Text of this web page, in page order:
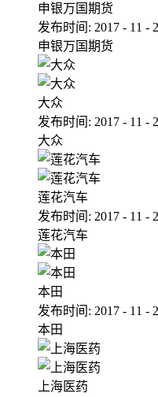
申银万国期货
发布时间: 2017 - 11 -
申银万国期货
大众
发布时间: 2017 - 11 -
大众
莲花汽车
发布时间: 2017 - 11 -
莲花汽车
本田
发布时间: 2017 - 11 -
本田
上海医药